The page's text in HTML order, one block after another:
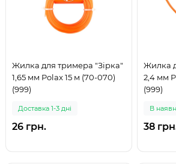
Жилка для тримера "Зірка"
1,65 мм Polax 15 м (70-070)
(999)
Доставка 1-3 дні
26 грн.
Жилка
2,4 мм
(999)
В
38